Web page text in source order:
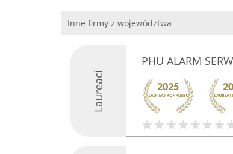
Inne firmy z województwa
Laureaci
PHU ALARM